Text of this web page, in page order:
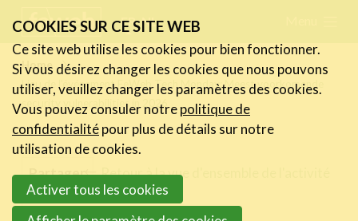
links
Jump
to
navigation
Jump
main
content
FR NL
Home
Lieu de l’événement FeWeb Tech Monday: Meest voorkomende
security vulnerabilities in 2026
Partager Retour à la vue d'ensemble de l'activité
Actualités
Activités
Cases Gallery
Le Toolbox
COOKIES SUR CE SITE WEB
Ce site web utilise les cookies pour bien fonctionner.
Si vous désirez changer les cookies que nous pouvons
utiliser, veuillez changer les paramètres des cookies.
Vous pouvez consuler notrepolitique de
confidentialitépour plus de détails sur notre
utilisation de cookies.
Activer tous les cookies